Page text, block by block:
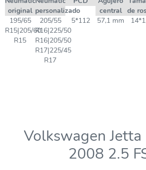
original personalizado
central de
195/65
R15|205/60
R15
205/55
R16|225/50
R16|205/50
R17|225/45
R17
5*112 57,1 mm
Volkswagen Jetta
2008 2.5